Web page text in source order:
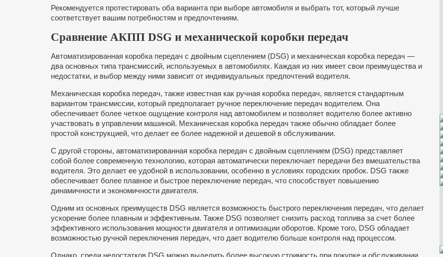
Рекомендуется протестировать оба варианта при выборе автомобиля и выбрать тот, который лучше
соответствует вашим потребностям и предпочтениям.
Сравнение АКПП DSG и механической коробки передач
Автоматизированная коробка передач с двойным сцеплением (DSG) и механическая коробка передач —
два основных типа трансмиссий, используемых в автомобилях. Каждая из них имеет свои преимущества и
недостатки, и выбор между ними зависит от индивидуальных предпочтений водителя.
Механическая коробка передач, также известная как ручная коробка передач, является стандартным
вариантом трансмиссии, который предполагает ручное переключение передач водителем. Она
обеспечивает более четкое ощущение контроля над автомобилем и позволяет водителю более активно
участвовать в управлении машиной. Механическая коробка передач также обычно обладает более
простой конструкцией, что делает ее более надежной и дешевой в обслуживании.
С другой стороны, автоматизированная коробка передач с двойным сцеплением (DSG) представляет
собой более современную технологию, которая автоматически переключает передачи без вмешательства
водителя. Это делает ее удобной в использовании, особенно в условиях городских пробок. DSG также
обеспечивает более плавное и быстрое переключение передач, что способствует повышению
динамичности и экономичности двигателя.
Одним из основных преимуществ DSG является возможность быстрого переключения передач, что делает
ускорение более плавным и эффективным. Также DSG позволяет снизить расход топлива за счет более
эффективного использования мощности двигателя и оптимизации оборотов. Кроме того, DSG обладает
возможностью ручной переключения передач, что дает водителю больше контроля над процессом.